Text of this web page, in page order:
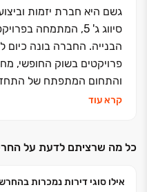
גשם היא חברת יזמות
סיווג ג' 5, המתמחה
פרויקטים בשוק החופשי,
והתחום המתפתח של
קרא עוד
כל מה שרציתם לדעת על
אילו סוגי דירות נמכרות